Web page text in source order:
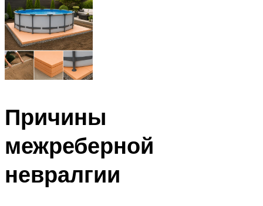
Причины
межреберной
невралгии